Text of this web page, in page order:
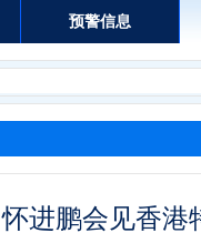
预警信息
怀进鹏会见香港